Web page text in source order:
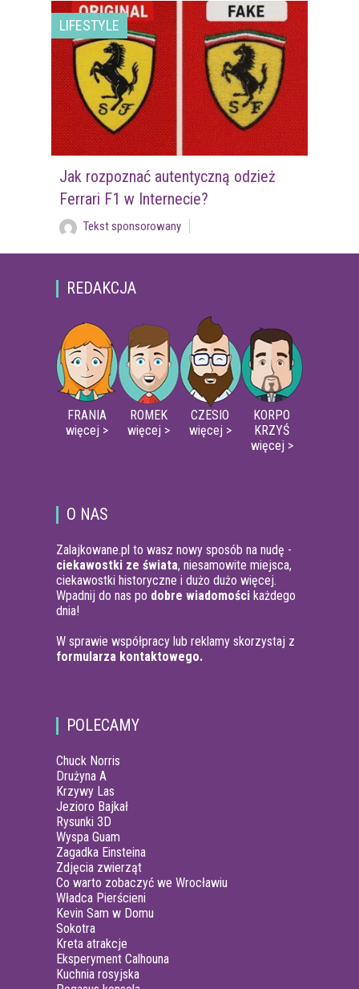
LIFESTYLE
Jak rozpoznać autentyczną odzież
Ferrari F1 w Internecie?
Tekst sponsorowany
REDAKCJA
FRANIA
więcej >
ROMEK
więcej >
CZESIO
więcej >
KORPO
KRZYŚ
więcej >
O NAS
Zalajkowane.pl to wasz nowy sposób na nudę -
ciekawostki ze świata, niesamowite miejsca,
ciekawostki historyczne i dużo dużo więcej.
Wpadnij do nas po dobre wiadomości każdego
dnia!
W sprawie współpracy lub reklamy skorzystaj z
formularza kontaktowego.
POLECAMY
Chuck Norris
Drużyna A
Krzywy Las
Jezioro Bajkał
Rysunki 3D
Wyspa Guam
Zagadka Einsteina
Zdjęcia zwierząt
Co warto zobaczyć we Wrocławiu
Władca Pierścieni
Kevin Sam w Domu
Sokotra
Kreta atrakcje
Eksperyment Calhouna
Kuchnia rosyjska